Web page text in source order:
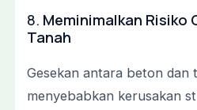
8. Meminimalkan Risiko
Tanah
Gesekan antara beton dan
menyebabkan kerusakan